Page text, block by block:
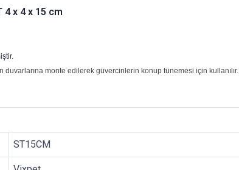
4 x 4 x 15 cm
duvarlarına monte edilerek güvercinlerin konup tünemesi için kullanılır.
ST15CM